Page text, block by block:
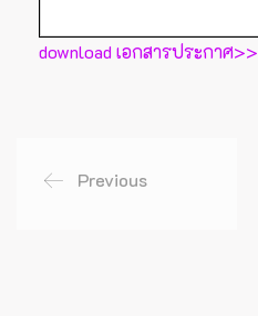
download เอกสารประกาศ>>
Previous